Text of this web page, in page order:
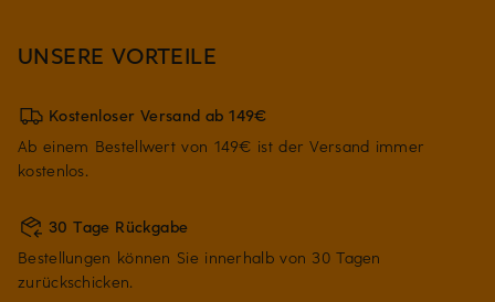
UNSERE VORTEILE
Kostenloser Versand ab 149€
Ab einem Bestellwert von 149€ ist der Versand immer
kostenlos.
30 Tage Rückgabe
Bestellungen können Sie innerhalb von 30 Tagen
zurückschicken.